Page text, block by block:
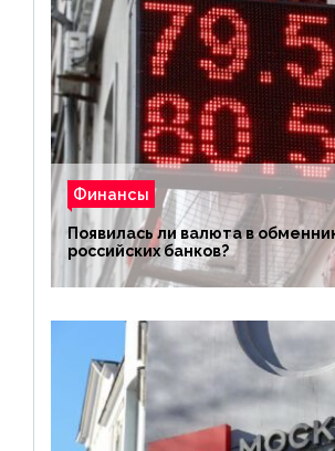
Финансы
Появилась ли валюта в
российских банков?